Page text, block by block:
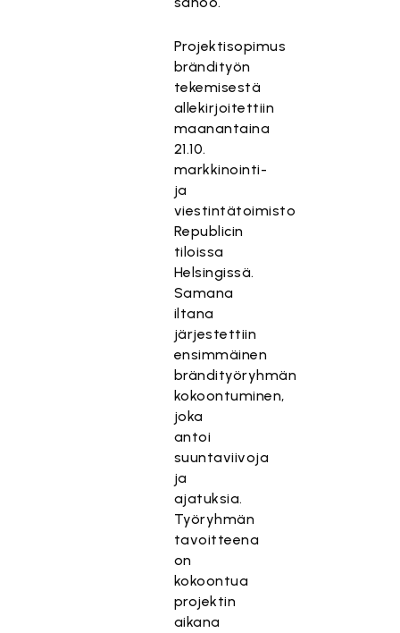
Projektisopimus
brändityön
tekemisestä
allekirjoitettiin
maanantaina
21.10.
markkinointi-
ja
viestintätoimisto
Republicin
tiloissa
Helsingissä.
Samana
iltana
järjestettiin
ensimmäinen
brändityöryhmän
kokoontuminen,
joka
antoi
suuntaviivoja
ja
ajatuksia.
Työryhmän
tavoitteena
on
kokoontua
projektin
aikana